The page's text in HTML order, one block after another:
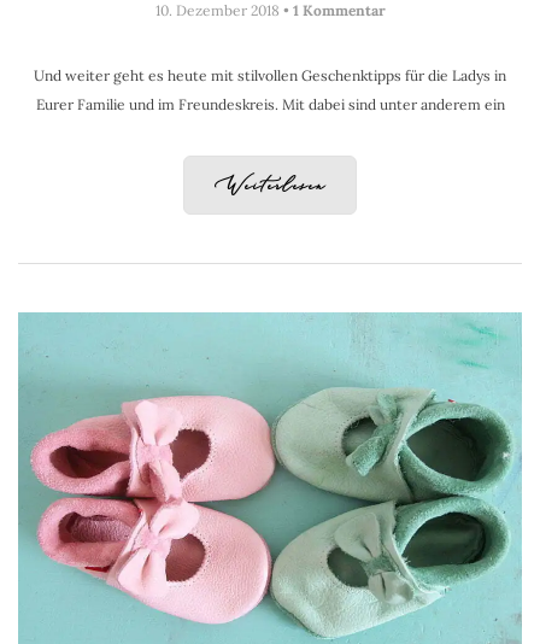
10. Dezember 2018 • 1 Kommentar
Und weiter geht es heute mit stilvollen Geschenktipps für die Ladys in
Eurer Familie und im Freundeskreis. Mit dabei sind unter anderem ein
Weiterlesen